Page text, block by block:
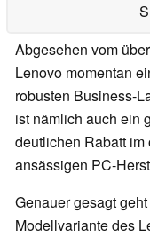
Abgesehen vom
Lenovo momentan
robusten Business-
ist nämlich auch ein
deutlichen Rabatt
ansässigen PC-
Genauer gesagt
Modellvariante des